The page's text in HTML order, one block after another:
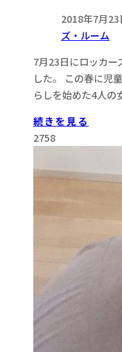
2018年7月23
ズ・ルーム
7月23日にロッカー
した。 この春に児
らしを始めた4人
続きを見る
2758